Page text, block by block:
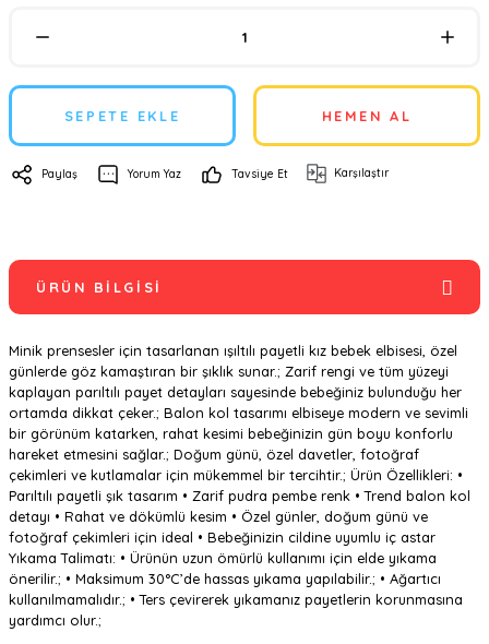
SEPETE EKLE HEMEN AL
Paylaş Yorum Yaz Tavsiye Et Karşılaştır
ÜRÜN BILGISI
Minik prensesler için tasarlanan ışıltılı payetli kız bebek elbisesi, özel
günlerde göz kamaştıran bir şıklık sunar.; Zarif rengi ve tüm yüzeyi
kaplayan parıltılı payet detayları sayesinde bebeğiniz bulunduğu her
ortamda dikkat çeker.; Balon kol tasarımı elbiseye modern ve sevimli
bir görünüm katarken, rahat kesimi bebeğinizin gün boyu konforlu
hareket etmesini sağlar.; Doğum günü, özel davetler, fotoğraf
çekimleri ve kutlamalar için mükemmel bir tercihtir.; Ürün Özellikleri: •
Parıltılı payetli şık tasarım • Zarif pudra pembe renk • Trend balon kol
detayı • Rahat ve dökümlü kesim • Özel günler, doğum günü ve
fotoğraf çekimleri için ideal • Bebeğinizin cildine uyumlu iç astar
Yıkama Talimatı: • Ürünün uzun ömürlü kullanımı için elde yıkama
önerilir.; • Maksimum 30°C’de hassas yıkama yapılabilir.; • Ağartıcı
kullanılmamalıdır.; • Ters çevirerek yıkamanız payetlerin korunmasına
yardımcı olur.;